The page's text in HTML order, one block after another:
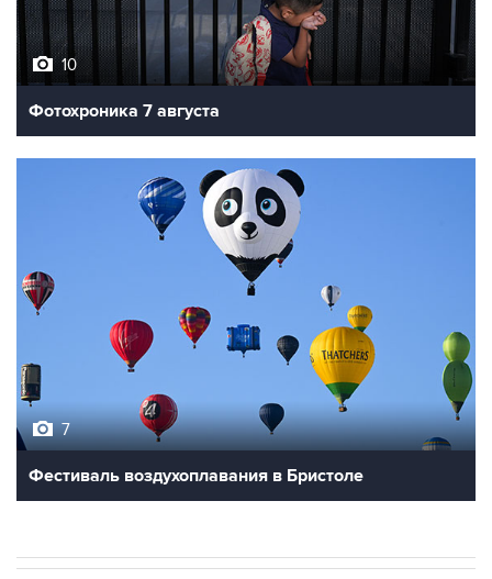
10
Фотохроника 7 августа
7
Фестиваль воздухоплавания в Бристоле